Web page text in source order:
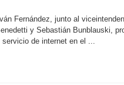
Fernández, junto al
y Sebastián Bunblauski,
de internet en el ...